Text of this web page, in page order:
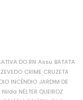
DO RN Assu BATATA
CRIME CRUZETA
INCÊNDIO JARDIM DE
Nilda NÉLTER QUEIROZ